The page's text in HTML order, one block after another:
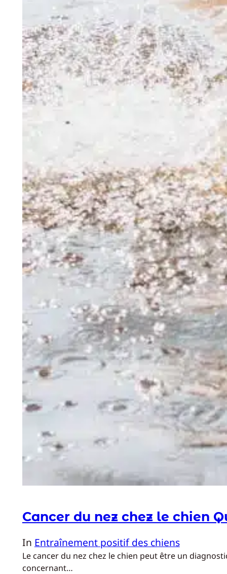
Cancer du nez chez le chien
In Entraînement positif des chiens
Le cancer du nez chez le chien peut être un
concernant…